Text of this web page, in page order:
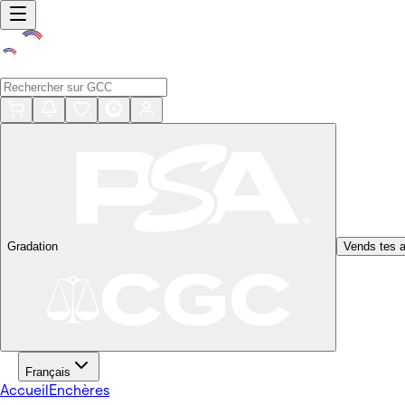
Gradation Vends tes
Français
AccueilEnchères